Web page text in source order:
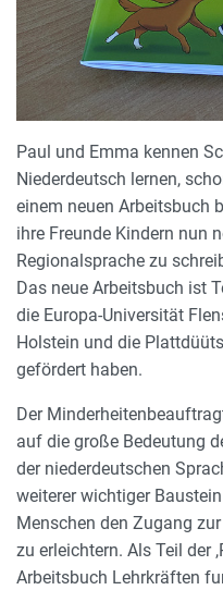
Paul und Emma kennen
Niederdeutsch lernen,
einem neuen Arbeitsbuch
ihre Freunde Kindern nun
Regionalsprache zu
Das neue Arbeitsbuch ist
die Europa-Universität
Holstein und die
gefördert haben.
Der
auf die große Bedeutung
der niederdeutschen
weiterer wichtiger
Menschen den Zugang
zu erleichtern. Als Teil der
Arbeitsbuch Lehrkräften